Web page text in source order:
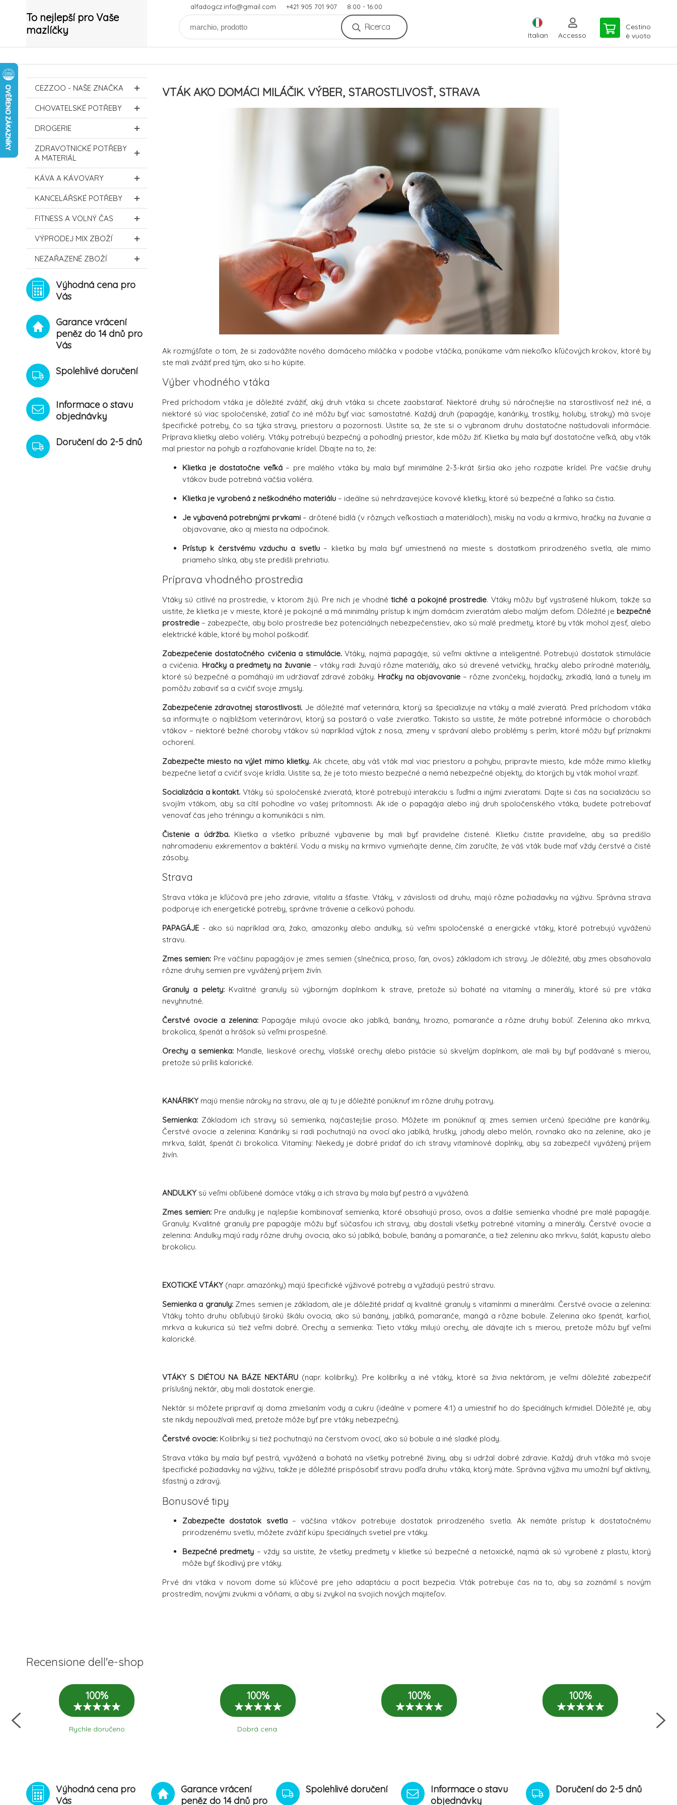
To nejlepší pro Vaše
mazlíčky
alfadogcz.info@gmail.com +421 905 701 907 8:00 - 16:00
Ricerca
Italian Accesso
Cestino
è vuoto
CEZZOO - NAŠE ZNAČKA
CHOVATELSKÉ POTŘEBY
DROGERIE
ZDRAVOTNICKÉ POTŘEBY
A MATERIÁL
KÁVA A KÁVOVARY
KANCELÁŘSKÉ POTŘEBY
FITNESS A VOLNÝ ČAS
VÝPRODEJ MIX ZBOŽÍ
NEZAŘAZENÉ ZBOŽÍ
Výhodná cena pro
Vás
Garance vrácení
peněz do 14 dnů pro
Vás
Spolehlivé doručení
Informace o stavu
objednávky
Doručení do 2-5 dnů
VTÁK AKO DOMÁCI MILÁČIK. VÝBER, STAROSTLIVOSŤ, STRAVA
Ak rozmýšľate o tom, že si zadovážite nového domáceho miláčika v podobe vtáčika, ponúkame vám niekoľko kľúčových krokov, ktoré by
ste mali zvážiť pred tým, ako si ho kúpite.
Výber vhodného vtáka
Pred príchodom vtáka je dôležité zvážiť, aký druh vtáka si chcete zaobstarať. Niektoré druhy sú náročnejšie na starostlivosť než iné, a
niektoré sú viac spoločenské, zatiaľ čo iné môžu byť viac samostatné. Každý druh (papagáje, kanáriky, trostíky, holuby, straky) má svoje
špecifické potreby, čo sa týka stravy, priestoru a pozornosti. Uistite sa, že ste si o vybranom druhu dostatočne naštudovali informácie.
Príprava klietky alebo voliéry. Vtáky potrebujú bezpečný a pohodlný priestor, kde môžu žiť. Klietka by mala byť dostatočne veľká, aby vták
mal priestor na pohyb a rozťahovanie krídel. Dbajte na to, že:
Klietka je dostatočne veľká– pre malého vtáka by mala byť minimálne 2-3-krát širšia ako jeho rozpätie krídel. Pre väčšie druhy
vtákov bude potrebná väčšia voliéra.
Klietka je vyrobená z neškodného materiálu – ideálne sú nehrdzavejúce kovové klietky, ktoré sú bezpečné a ľahko sa čistia.
Je vybavená potrebnými prvkami– drôtené bidlá (v rôznych veľkostiach a materiáloch), misky na vodu a krmivo, hračky na žuvanie a
objavovanie, ako aj miesta na odpočinok.
Prístup k čerstvému vzduchu a svetlu– klietka by mala byť umiestnená na mieste s dostatkom prirodzeného svetla, ale mimo
priameho slnka, aby ste predišli prehriatiu.
Príprava vhodného prostredia
Vtáky sú citlivé na prostredie, v ktorom žijú. Pre nich je vhodnétiché a pokojné prostredie. Vtáky môžu byť vystrašené hlukom, takže sa
uistite, že klietka je v mieste, ktoré je pokojné a má minimálny prístup k iným domácim zvieratám alebo malým deťom. Dôležité je bezpečné
prostredie – zabezpečte, aby bolo prostredie bez potenciálnych nebezpečenstiev, ako sú malé predmety, ktoré by vták mohol zjesť, alebo
elektrické káble, ktoré by mohol poškodiť.
Zabezpečenie dostatočného cvičenia a stimulácie.Vtáky, najmä papagáje, sú veľmi aktívne a inteligentné. Potrebujú dostatok stimulácie
a cvičenia. Hračky a predmety na žuvanie– vtáky radi žuvajú rôzne materiály, ako sú drevené vetvičky, hračky alebo prírodné materiály,
ktoré sú bezpečné a pomáhajú im udržiavať zdravé zobáky. Hračky na objavovanie– rôzne zvončeky, hojdačky, zrkadlá, laná a tunely im
pomôžu zabaviť sa a cvičiť svoje zmysly.
Zabezpečenie zdravotnej starostlivosti. Je dôležité mať veterinára, ktorý sa špecializuje na vtáky a malé zvieratá. Pred príchodom vtáka
sa informujte o najbližšom veterinárovi, ktorý sa postará o vaše zvieratko. Takisto sa uistite, že máte potrebné informácie o chorobách
vtákov – niektoré bežné choroby vtákov sú napríklad výtok z nosa, zmeny v správaní alebo problémy s perím, ktoré môžu byť príznakmi
ochorení.
Zabezpečte miesto na výlet mimo klietky.Ak chcete, aby váš vták mal viac priestoru a pohybu, pripravte miesto, kde môže mimo klietky
bezpečne lietať a cvičiť svoje krídla. Uistite sa, že je toto miesto bezpečné a nemá nebezpečné objekty, do ktorých by vták mohol vraziť.
Socializácia a kontakt. Vtáky sú spoločenské zvieratá, ktoré potrebujú interakciu s ľuďmi a inými zvieratami. Dajte si čas na socializáciu so
svojím vtákom, aby sa cítil pohodlne vo vašej prítomnosti. Ak ide o papagája alebo iný druh spoločenského vtáka, budete potrebovať
venovať čas jeho tréningu a komunikácii s ním.
Čistenie a údržba.Klietka a všetko príbuzné vybavenie by mali byť pravidelne čistené. Klietku čistite pravidelne, aby sa predišlo
nahromadeniu exkrementov a baktérií. Vodu a misky na krmivo vymieňajte denne, čím zaručíte, že váš vták bude mať vždy čerstvé a čisté
zásoby.
Strava
Strava vtáka je kľúčová pre jeho zdravie, vitalitu a šťastie. Vtáky, v závislosti od druhu, majú rôzne požiadavky na výživu. Správna strava
podporuje ich energetické potreby, správne trávenie a celkovú pohodu.
PAPAGÁJE - ako sú napríklad ara, žako, amazonky alebo andulky, sú veľmi spoločenské a energické vtáky, ktoré potrebujú vyváženú
stravu.
Zmes semien: Pre väčšinu papagájov je zmes semien (slnečnica, proso, ľan, ovos) základom ich stravy. Je dôležité, aby zmes obsahovala
rôzne druhy semien pre vyvážený príjem živín.
Granuly a pelety:Kvalitné granuly sú výborným doplnkom k strave, pretože sú bohaté na vitamíny a minerály, ktoré sú pre vtáka
nevyhnutné.
Čerstvé ovocie a zelenina: Papagáje milujú ovocie ako jablká, banány, hrozno, pomaranče a rôzne druhy bobúľ. Zelenina ako mrkva,
brokolica, špenát a hrášok sú veľmi prospešné.
Orechy a semienka: Mandle, lieskové orechy, vlašské orechy alebo pistácie sú skvelým doplnkom, ale mali by byť podávané s mierou,
pretože sú príliš kalorické.
KANÁRIKY majú menšie nároky na stravu, ale aj tu je dôležité ponúknuť im rôzne druhy potravy.
Semienka: Základom ich stravy sú semienka, najčastejšie proso. Môžete im ponúknuť aj zmes semien určenú špeciálne pre kanáriky.
Čerstvé ovocie a zelenina: Kanáriky si radi pochutnajú na ovocí ako jablká, hrušky, jahody alebo melón, rovnako ako na zelenine, ako je
mrkva, šalát, špenát či brokolica. Vitamíny: Niekedy je dobré pridať do ich stravy vitamínové doplnky, aby sa zabezpečil vyvážený príjem
živín.
ANDULKY sú veľmi obľúbené domáce vtáky a ich strava by mala byť pestrá a vyvážená.
Zmes semien: Pre andulky je najlepšie kombinovať semienka, ktoré obsahujú proso, ovos a ďalšie semienka vhodné pre malé papagáje.
Granuly: Kvalitné granuly pre papagáje môžu byť súčasťou ich stravy, aby dostali všetky potrebné vitamíny a minerály. Čerstvé ovocie a
zelenina: Andulky majú rady rôzne druhy ovocia, ako sú jablká, bobule, banány a pomaranče, a tiež zeleninu ako mrkvu, šalát, kapustu alebo
brokolicu.
EXOTICKÉ VTÁKY (napr. amazónky) majú špecifické výživové potreby a vyžadujú pestrú stravu.
Semienka a granuly:Zmes semien je základom, ale je dôležité pridať aj kvalitné granuly s vitamínmi a minerálmi. Čerstvé ovocie a zelenina:
Vtáky tohto druhu obľubujú širokú škálu ovocia, ako sú banány, jablká, pomaranče, mangá a rôzne bobule. Zelenina ako špenát, karfiol,
mrkva a kukurica sú tiež veľmi dobré. Orechy a semienka: Tieto vtáky milujú orechy, ale dávajte ich s mierou, pretože môžu byť veľmi
kalorické.
VTÁKY S DIÉTOU NA BÁZE NEKTÁRU (napr. kolibríky). Pre kolibríky a iné vtáky, ktoré sa živia nektárom, je veľmi dôležité zabezpečiť
príslušný nektár, aby mali dostatok energie.
Nektár si môžete pripraviť aj doma zmiešaním vody a cukru (ideálne v pomere 4:1) a umiestniť ho do špeciálnych kŕmidiel. Dôležité je, aby
ste nikdy nepoužívali med, pretože môže byť pre vtáky nebezpečný.
Čerstvé ovocie: Kolibríky si tiež pochutnajú na čerstvom ovocí, ako sú bobule a iné sladké plody.
Strava vtáka by mala byť pestrá, vyvážená a bohatá na všetky potrebné živiny, aby si udržal dobré zdravie. Každý druh vtáka má svoje
špecifické požiadavky na výživu, takže je dôležité prispôsobiť stravu podľa druhu vtáka, ktorý máte. Správna výživa mu umožní byť aktívny,
šťastný a zdravý.
Bonusové tipy
Zabezpečte dostatok svetla– väčšina vtákov potrebuje dostatok prirodzeného svetla. Ak nemáte prístup k dostatočnému
prirodzenému svetlu, môžete zvážiť kúpu špeciálnych svetiel pre vtáky.
Bezpečné predmety – vždy sa uistite, že všetky predmety v klietke sú bezpečné a netoxické, najmä ak sú vyrobené z plastu, ktorý
môže byť škodlivý pre vtáky.
Prvé dni vtáka v novom dome sú kľúčové pre jeho adaptáciu a pocit bezpečia. Vták potrebuje čas na to, aby sa zoznámil s novým
prostredím, novými zvukmi a vôňami, a aby si zvykol na svojich nových majiteľov.
Recensione dell'e-shop
100%
Rychle doručeno
100%
Dobrá cena.
100% 100%
Výhodná cena pro
Vás
Garance vrácení
peněz do 14 dnů pro
Spolehlivé doručení
Informace o stavu
objednávky
Doručení do 2-5 dnů